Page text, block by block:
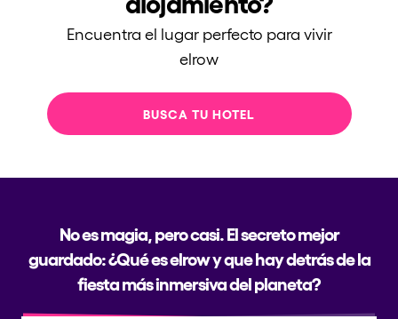
Encuentra el lugar perfecto para vivir
elrow
BUSCA TU HOTEL
No es magia, pero casi. El secreto mejor
guardado: ¿Qué es elrow y que hay detrás de la
fiesta más inmersiva del planeta?